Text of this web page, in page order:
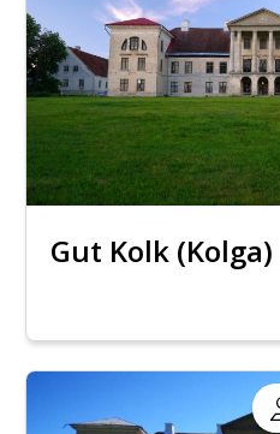
Gut Kolk (Kolga)